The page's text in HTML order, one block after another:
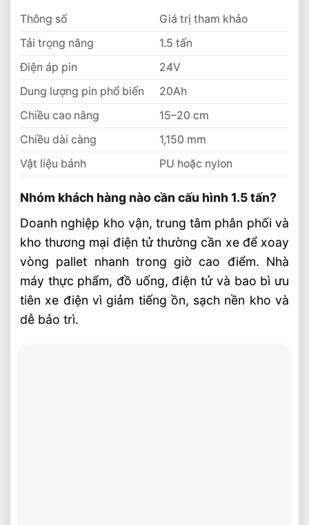
Thông số
Giá trị tham khảo
Tải trọng nâng
1.5 tấn
Điện áp pin
24V
Dung lượng pin phổ biến
20Ah
Chiều cao nâng
15–20 cm
Chiều dài càng
1,150 mm
Vật liệu bánh
PU hoặc nylon
Nhóm khách hàng nào cần cấu hình 1.5 tấn?
Doanh nghiệp kho vận, trung tâm phân phối và
kho thương mại điện tử thường cần xe để xoay
vòng pallet nhanh trong giờ cao điểm. Nhà
máy thực phẩm, đồ uống, điện tử và bao bì ưu
tiên xe điện vì giảm tiếng ồn, sạch nền kho và
dễ bảo trì.